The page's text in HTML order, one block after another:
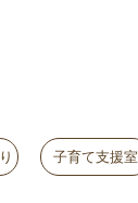
子育て支援室